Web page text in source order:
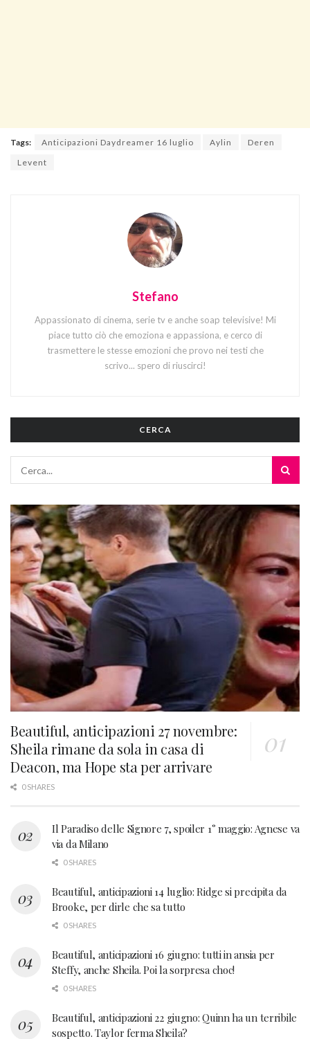
Tags: Anticipazioni Daydreamer 16 luglio Aylin
Deren
Levent
Stefano
Appassionato di cinema, serie tv e anche soap televisive! Mi
piace tutto ciò che emoziona e appassiona, e cerco di
trasmettere le stesse emozioni che provo nei testi che
scrivo... spero di riuscirci!
CERCA
Beautiful, anticipazioni 27 novembre:
Sheila rimane da sola in casa di
Deacon, ma Hope sta per arrivare
0 SHARES
Il Paradiso delle Signore 7, spoiler 1° maggio: Agnese va
via da Milano
0 SHARES
Beautiful, anticipazioni 14 luglio: Ridge si precipita da
Brooke, per dirle che sa tutto
0 SHARES
Beautiful, anticipazioni 16 giugno: tutti in ansia per
Steffy, anche Sheila. Poi la sorpresa choc!
0 SHARES
Beautiful, anticipazioni 22 giugno: Quinn ha un terribile
sospetto. Taylor ferma Sheila?